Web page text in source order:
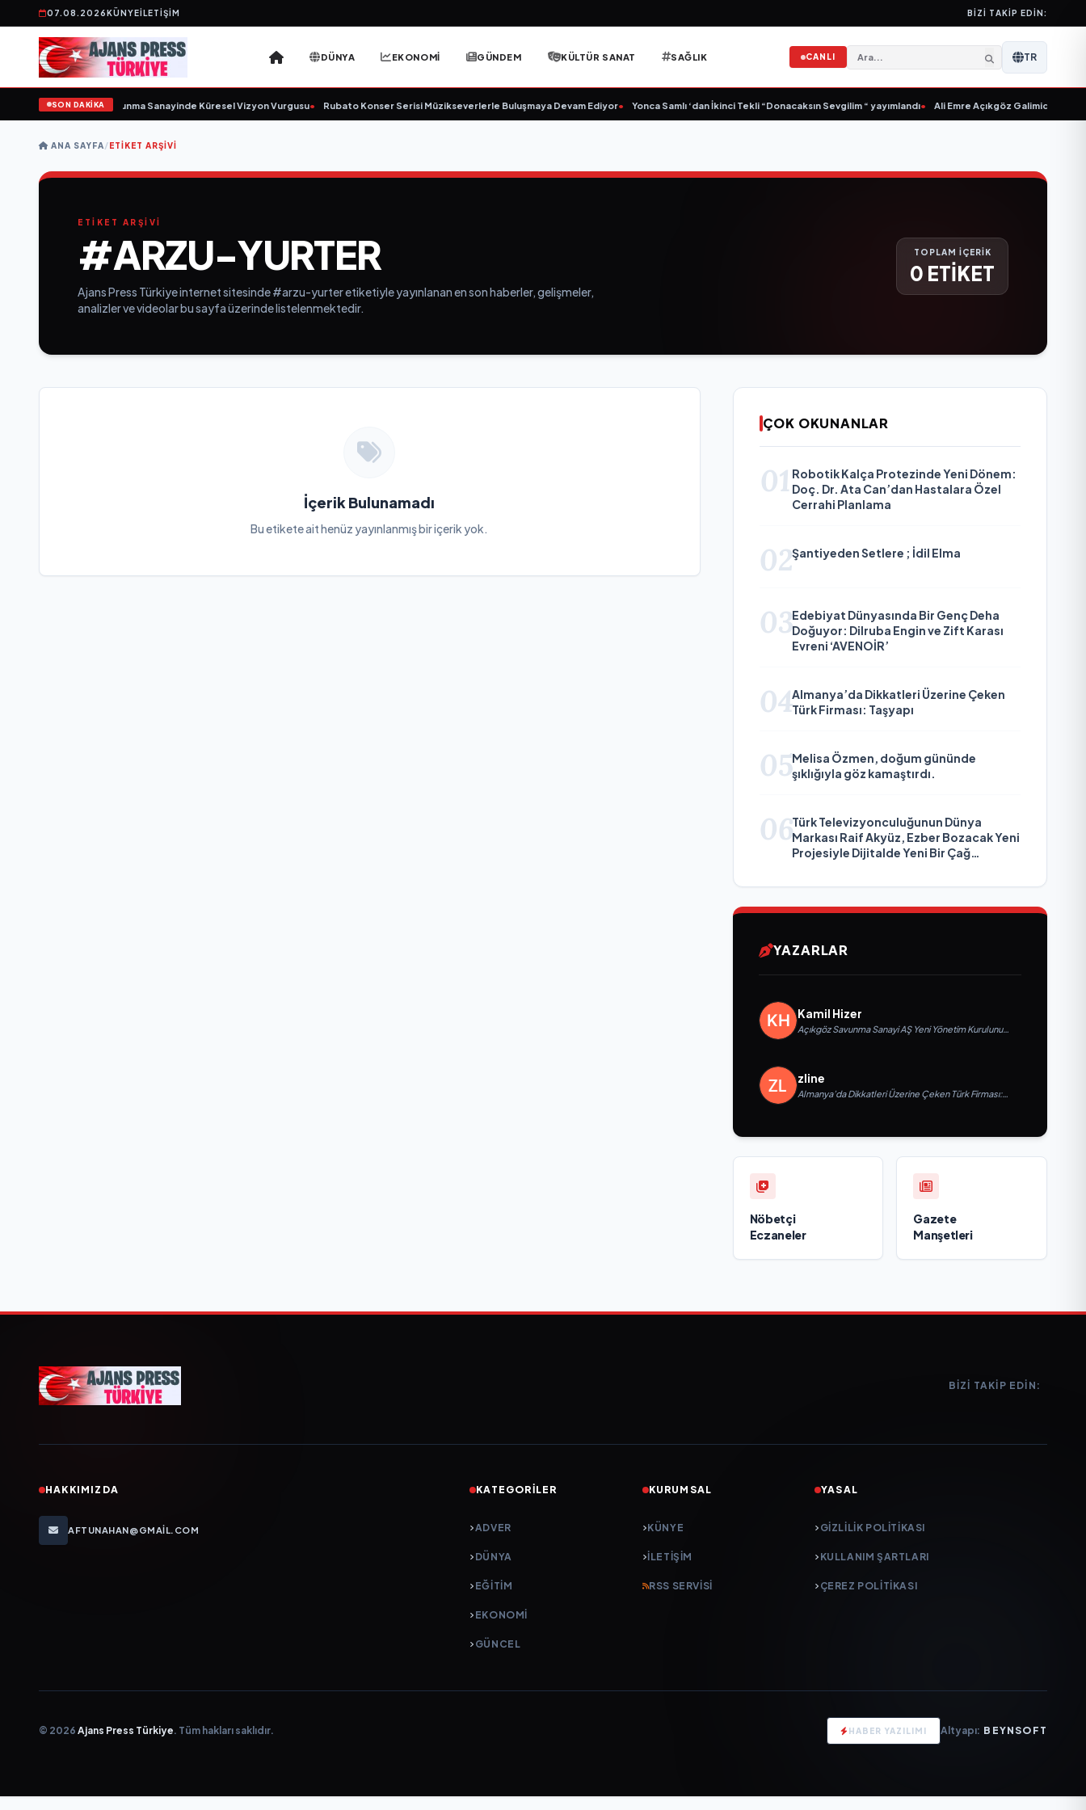
07.08.2026KÜNYEİLETIŞIM BIZI TAKIP EDIN:
DÜNYA EKONOMİ GÜNDEM KÜLTÜR SANAT SAĞLIK CANLI TR
SON DAKİKA
Açıkladı ve Savunma Sanayinde Küresel Vizyon Vurgusu• Rubato Konser Serisi Müzikseverlerle Buluşmaya Devam Ediyor• Yonca Samlı ‘dan İkinci Tekli “Donacaksın Sevgilim “ yayımlandı• Ali Emre Açıkgöz Galimidi, Eski
ANA SAYFA/ETIKET ARŞIVI
ETİKET ARŞİVİ
#ARZU-YURTER
Ajans Press Türkiye internet sitesinde #arzu-yurter etiketiyle yayınlanan en son haberler, gelişmeler,
analizler ve videolar bu sayfa üzerinde listelenmektedir.
TOPLAM İÇERİK
0 ETİKET
İçerik Bulunamadı
Bu etikete ait henüz yayınlanmış bir içerik yok.
ÇOK OKUNANLAR
01 Robotik Kalça Protezinde Yeni Dönem:
Doç. Dr. Ata Can’dan Hastalara Özel
Cerrahi Planlama
02Şantiyeden Setlere ; İdil Elma
03Edebiyat Dünyasında Bir Genç Deha
Doğuyor: Dilruba Engin ve Zift Karası
Evreni ‘AVENOİR’
04Almanya’da Dikkatleri Üzerine Çeken
Türk Firması: Taşyapı
05Melisa Özmen, doğum gününde
şıklığıyla göz kamaştırdı.
06Türk Televizyonculuğunun Dünya
Markası Raif Akyüz, Ezber Bozacak Yeni
Projesiyle Dijitalde Yeni Bir Çağ
YAZARLAR
Kamil Hizer
Açıkgöz Savunma Sanayi AŞ Yeni Yönetim Kurulunu
zline
Almanya’da Dikkatleri Üzerine Çeken Türk Firması:
Nöbetçi
Eczaneler
Gazete
Manşetleri
BIZI TAKIP EDIN:
HAKKIMIZDA
AFTUNAHAN@GMAIL.COM
KATEGORILER
ADVER
DÜNYA
EĞİTİM
EKONOMİ
GÜNCEL
KURUMSAL
KÜNYE
İLETIŞIM
RSS SERVISI
YASAL
GIZLILIK POLITIKASI
KULLANIM ŞARTLARI
ÇEREZ POLITIKASI
© 2026 Ajans Press Türkiye. Tüm hakları saklıdır. HABER YAZILIMI Altyapı: BEYNSOFT